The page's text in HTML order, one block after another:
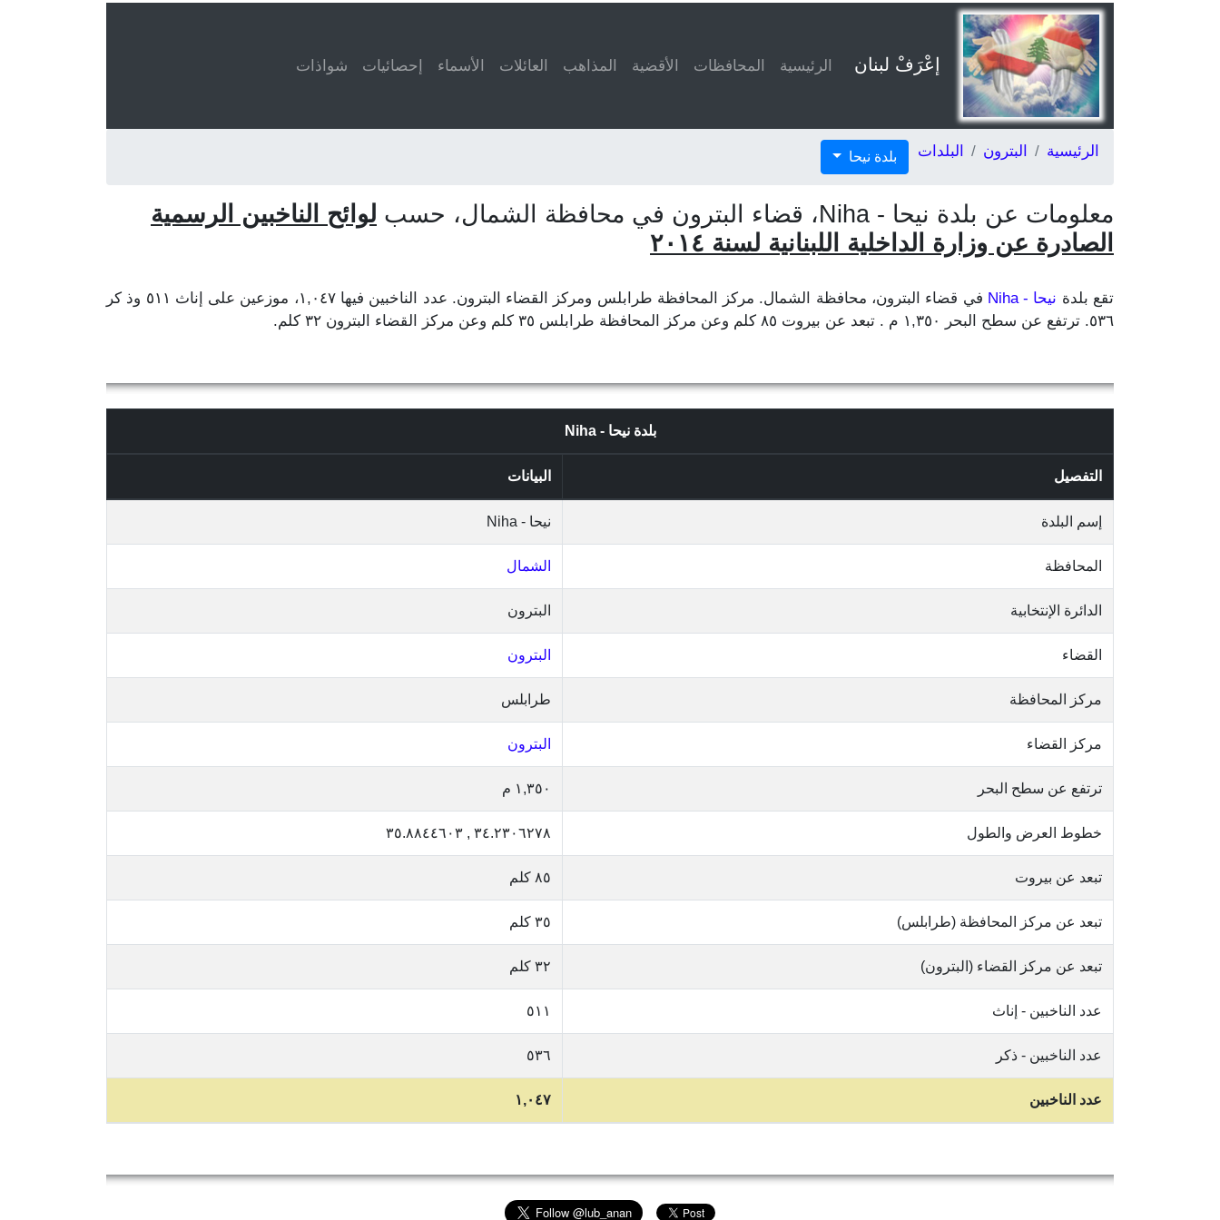
إعْرَفْ لبنان الرئيسية المحافظات الأقضية المذاهب العائلات الأسماء إحصائيات شواذات
الرئيسية البترون البلدات بلدة نيحا
معلومات عن بلدة نيحا - Niha، قضاء البترون في محافظة الشمال، حسب
لوائح الناخبين الرسمية
الصادرة عن وزارة الداخلية اللبنانية لسنة ٢٠١٤
تقع بلدة نيحا - Niha
في قضاء البترون، محافظة الشمال. مركز المحافظة طرابلس ومركز القضاء البترون. عدد الناخبين فيها ١,٠٤٧، موزعين على إناث ٥١١ وذ كر
٥٣٦. ترتفع عن سطح البحر ١,٣٥٠ م . تبعد عن بيروت ٨٥ كلم وعن مركز المحافظة طرابلس ٣٥ كلم وعن مركز القضاء البترون ٣٢ كلم.
بلدة نيحا - Niha
التفصيل البيانات
إسم البلدة نيحا - Niha
المحافظة الشمال
الدائرة الإنتخابية البترون
القضاء البترون
مركز المحافظة طرابلس
مركز القضاء البترون
ترتفع عن سطح البحر ١,٣٥٠ م
خطوط العرض والطول ٣٤.٢٣٠٦٢٧٨ , ٣٥.٨٨٤٤٦٠٣
تبعد عن بيروت ٨٥ كلم
تبعد عن مركز المحافظة (طرابلس) ٣٥ كلم
تبعد عن مركز القضاء (البترون) ٣٢ كلم
عدد الناخبين - إناث ٥١١
عدد الناخبين - ذكر ٥٣٦
عدد الناخبين ١,٠٤٧